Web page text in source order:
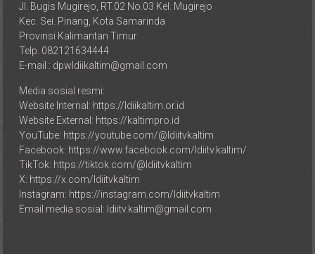
Jl. Bugis Mugirejo, RT.02 No.03 Kel. Mugirejo
Kec. Sei. Pinang, Kota Samarinda
Provinsi Kalimantan Timur
Telp. 082121634444
E-mail : dpwldiikaltim@gmail.com
Media sosial resmi:
Website Internal: https://ldiikaltim.or.id
Website External: https://kaltimpro.id
YouTube: https://youtube.com/@ldiitvkaltim
Facebook: https://www.facebook.com/ldiitv.kaltim/
TikTok: https://tiktok.com/@ldiitvkaltim
X: https://x.com/ldiitvkaltim
Instagram: https://instagram.com/ldiitvkaltim
Email media sosial: ldiitv.kaltim@gmail.com